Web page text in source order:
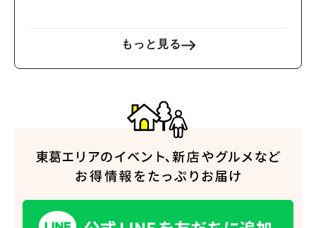
もっと見る